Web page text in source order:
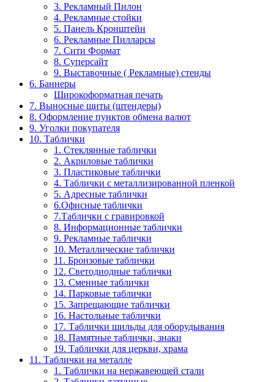
3. Рекламный Пилон
4. Рекламные стойки
5. Панель Кронштейн
6. Рекламные Пилларсы
7. Сити Формат
8. Суперсайт
9. Выставочные ( Рекламные) стенды
6. Баннеры
Широкоформатная печать
7. Выносные щиты (штендеры)
8. Оформление пунктов обмена валют
9. Уголки покупателя
10. Таблички
1. Стеклянные таблички
2. Акриловые таблички
3. Пластиковые таблички
4. Таблички с металлизированной пленкой
5. Адресные таблички
6.Офисные таблички
7.Таблички с гравировкой
8. Информационные таблички
9. Рекламные таблички
10. Металлические таблички
11. Бронзовые таблички
12. Светодиодные таблички
13. Сменные таблички
14. Парковые таблички
15. Запрещающие таблички
16. Настольные таблички
17. Таблички шильды для оборудывания
18. Памятные таблички, знаки
19. Таблички для церкви, храма
11. Таблички на металле
1. Таблички на нержавеющей стали